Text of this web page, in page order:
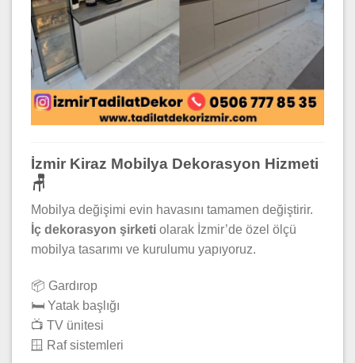
İzmir Kiraz Mobilya Dekorasyon Hizmeti
🪑
Mobilya değişimi evin havasını tamamen değiştirir.
İç dekorasyon şirketi olarak İzmir’de özel ölçü
mobilya tasarımı ve kurulumu yapıyoruz.
📦 Gardırop
🛏️ Yatak başlığı
📺 TV ünitesi
🪟 Raf sistemleri